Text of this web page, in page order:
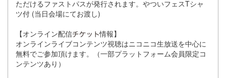
ただけるファストパスが発行されます。やついフェスTシャ
ツ付 (当日会場にてお渡し)
【オンライン配信
情報】
オンラインライブコンテンツ視聴はニコニコ生放送を中心に
無料でご参加頂けます。（一部プラットフォーム会員限定コ
ンテンツあり）